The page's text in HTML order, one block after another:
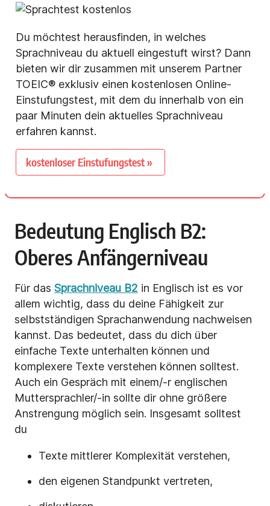
Du möchtest herausfinden, in welches
Sprachniveau du aktuell eingestuft wirst? Dann
bieten wir dir zusammen mit unserem Partner
TOEIC® exklusiv einen kostenlosen Online-
Einstufungstest, mit dem du innerhalb von ein
paar Minuten dein aktuelles Sprachniveau
erfahren kannst.
kostenloser Einstufungstest »
Bedeutung Englisch B2:
Oberes Anfängerniveau
Für das Sprachniveau B2 in Englisch ist es vor
allem wichtig, dass du deine Fähigkeit zur
selbstständigen Sprachanwendung nachweisen
kannst. Das bedeutet, dass du dich über
einfache Texte unterhalten können und
komplexere Texte verstehen können solltest.
Auch ein Gespräch mit einem/-r englischen
Muttersprachler/-in sollte dir ohne größere
Anstrengung möglich sein. Insgesamt solltest
du
Texte mittlerer Komplexität verstehen,
den eigenen Standpunkt vertreten,